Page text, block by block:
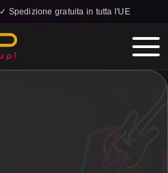
✓ Spedizione gratuita in tutta l'UE